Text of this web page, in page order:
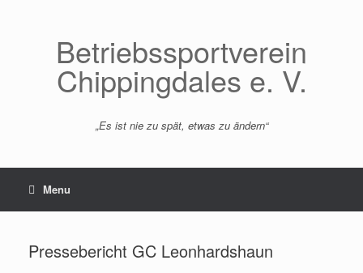
Betriebssportverein
Chippingdales e. V.
„Es ist nie zu spät, etwas zu ändern“
Menu
Pressebericht GC Leonhardshaun